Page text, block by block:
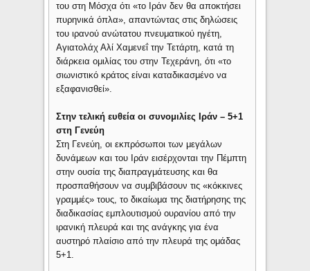
του στη Μόσχα ότι «το Ιράν δεν θα αποκτήσει
πυρηνικά όπλα», απαντώντας στις δηλώσεις
του ιρανού ανώτατου πνευματικού ηγέτη,
Αγιατολάχ Αλί Χαμενεΐ την Τετάρτη, κατά τη
διάρκεια ομιλίας του στην Τεχεράνη, ότι «το
σιωνιστικό κράτος είναι καταδικασμένο να
εξαφανισθεί».
Στην τελική ευθεία οι συνομιλίες Ιράν – 5+1
στη Γενεύη
Στη Γενεύη, οι εκπρόσωποι των μεγάλων
δυνάμεων και του Ιράν εισέρχονται την Πέμπτη
στην ουσία της διαπραγμάτευσης και θα
προσπαθήσουν να συμβιβάσουν τις «κόκκινες
γραμμές» τους, το δικαίωμα της διατήρησης της
διαδικασίας εμπλουτισμού ουρανίου από την
ιρανική πλευρά και της ανάγκης για ένα
αυστηρό πλαίσιο από την πλευρά της ομάδας
5+1.